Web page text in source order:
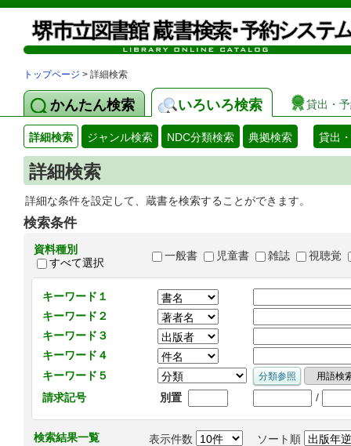
トップページ > 詳細検索
かんたん検索 いろいろ検索 貸出・
詳細検索 ジャンル検索 NDC分類検索 典拠検索 貸出
詳細検索
詳細な条件を設定して、蔵書を検索することができます。
検索条件
資料種別
すべて選択
一般書 児童書 雑誌 視聴覚
キーワード１
キーワード２
キーワード３
キーワード４
キーワード５
請求記号
別置 /
検索結果一覧 表示件数 ソート順